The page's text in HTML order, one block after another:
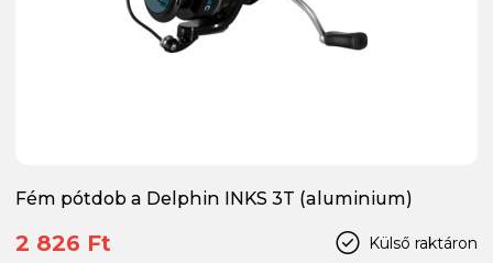
Fém pótdob a Delphin INKS 3T (aluminium)
Külső raktáron
2 826 Ft